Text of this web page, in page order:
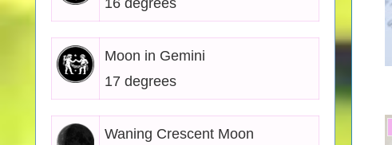
16 degrees
Moon in Gemini
17 degrees
Waning Crescent Moon